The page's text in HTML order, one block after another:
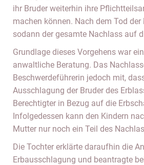
ihr Bruder weiterhin ihre
machen können. Nach dem Tod
sodann der gesamte Nachlass auf
Grundlage dieses Vorgehens war
anwaltliche Beratung. Das
Beschwerdeführerin jedoch mit,
Ausschlagung der Bruder des
Berechtigter in Bezug auf die
Infolgedessen kann den Kindern
Mutter nur noch ein Teil des
Die Tochter erklärte daraufhin die
Erbausschlagung und beantragte